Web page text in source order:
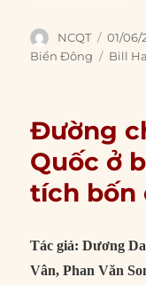
Author
NCQT
Posted
on
01/06/
Biển Đông
Tags
Bill
Đường
Quốc ở
tích bốn
Tác giả: Dương
Vân, Phan Văn